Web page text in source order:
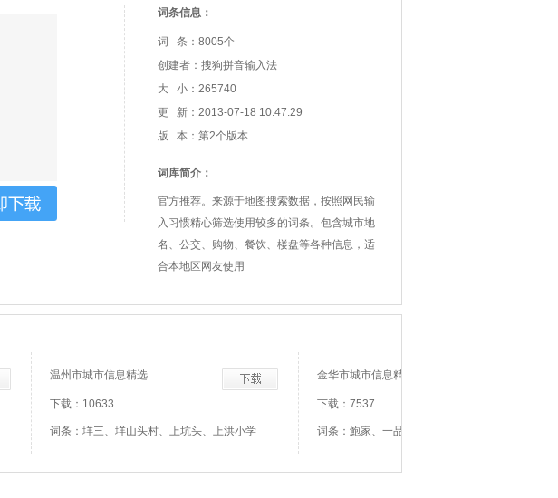
词条信息：
词 条：8005个
创建者：搜狗拼音输入法
大 小：265740
更 新：2013-07-18 10:47:29
版 本：第2个版本
词库简介：
官方推荐。来源于地图搜索数据，按照网民输
入习惯精心筛选使用较多的词条。包含城市地
名、公交、购物、餐饮、楼盘等各种信息，适
合本地区网友使用
温州市城市信息精选
下载：10633
词条：垟三、垟山头村、上坑头、上洪小学
金华市城市信息精选
下载：7537
词条：鮑家、一品老汤面、七隔、三宝家具